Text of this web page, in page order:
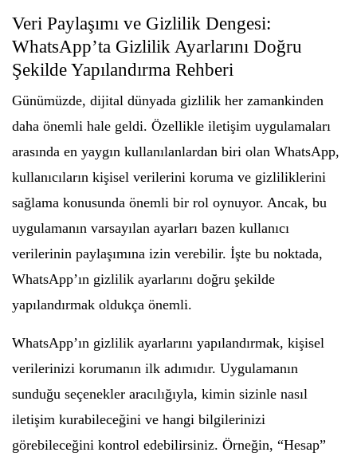
Veri Paylaşımı ve Gizlilik Dengesi:
WhatsApp’ta Gizlilik Ayarlarını Doğru
Şekilde Yapılandırma Rehberi
Günümüzde, dijital dünyada gizlilik her zamankinden
daha önemli hale geldi. Özellikle iletişim uygulamaları
arasında en yaygın kullanılanlardan biri olan WhatsApp,
kullanıcıların kişisel verilerini koruma ve gizliliklerini
sağlama konusunda önemli bir rol oynuyor. Ancak, bu
uygulamanın varsayılan ayarları bazen kullanıcı
verilerinin paylaşımına izin verebilir. İşte bu noktada,
WhatsApp’ın gizlilik ayarlarını doğru şekilde
yapılandırmak oldukça önemli.
WhatsApp’ın gizlilik ayarlarını yapılandırmak, kişisel
verilerinizi korumanın ilk adımıdır. Uygulamanın
sunduğu seçenekler aracılığıyla, kimin sizinle nasıl
iletişim kurabileceğini ve hangi bilgilerinizi
görebileceğini kontrol edebilirsiniz. Örneğin, “Hesap”